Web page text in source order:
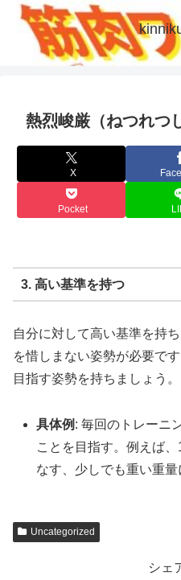
熱烈峻厳（ねつれつ
X
Pocket
3. 高い基準を持つ
自分に対して高い基準を持
を惜しまない姿勢が必要で
目指す姿勢を持ちましょう。
具体例 : 毎回のトレーニ
ことを目指す。例えば
なす、少しでも重い重量
Uncategorized
シェ